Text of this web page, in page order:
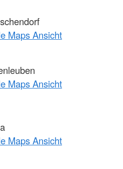
Maps Ansicht
Maps Ansicht
Maps Ansicht